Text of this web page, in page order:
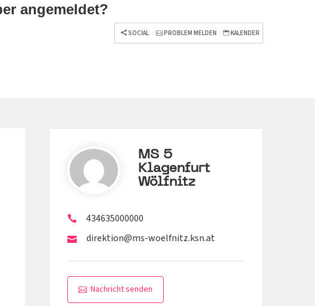
angemeldet?
SOCIAL PROBLEM MELDEN KALENDER
MS 5
Klagenfurt
Wölfnitz
434635000000
direktion@ms-woelfnitz.ksn.at
Nachricht senden